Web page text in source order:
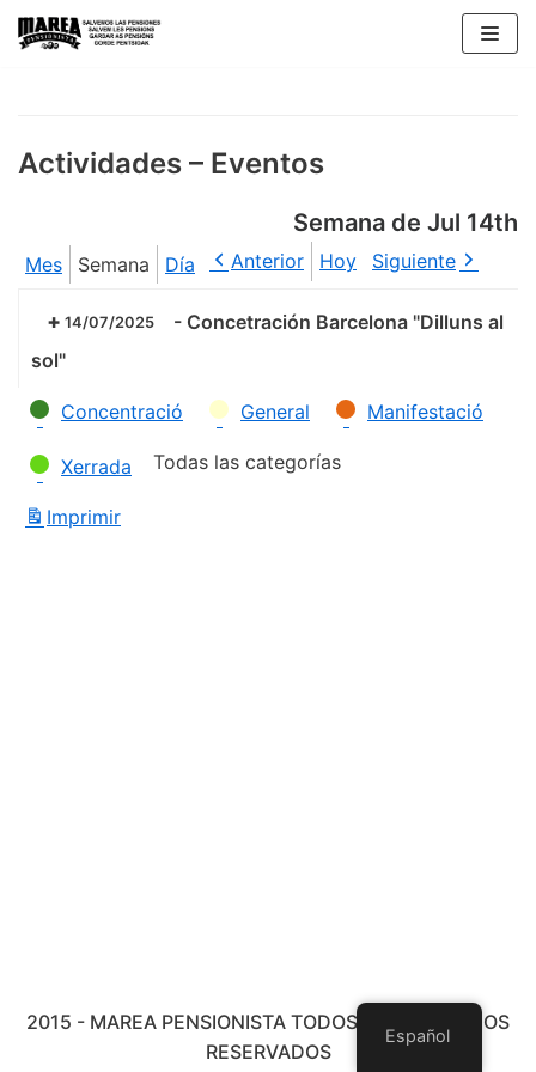
Saltar
Actividades – Eventos
Semana de Jul 14th
Mes Semana Día Anterior Hoy Siguiente
14/07/2025 - Concetración Barcelona "Dilluns al
sol"
Categorías
Concentració General Manifestació
Xerrada Todas las categorías
Imprimir
2015 - MAREA PENSIONISTA TODOS LOS DERECHOS
RESERVADOS
Español